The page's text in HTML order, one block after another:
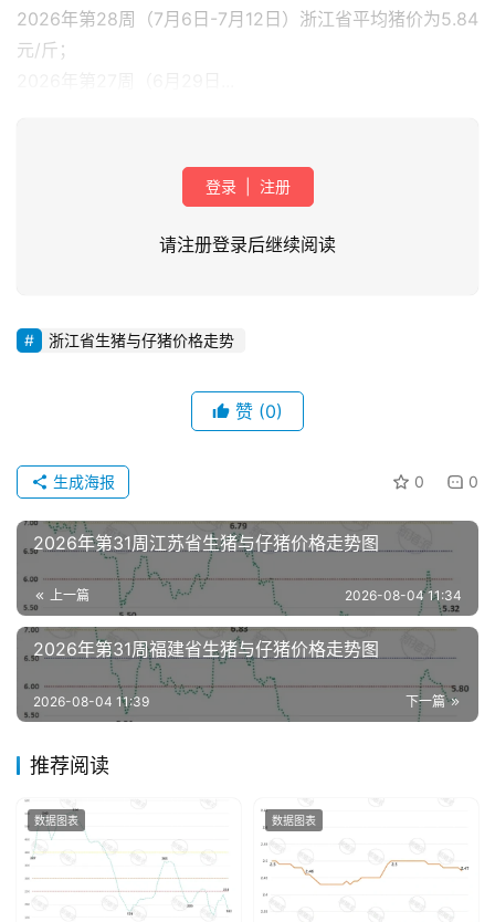
页
新
闻
分
析
报
告
据
图
表
今
2026年第28周（7月6日-7月12日）浙江省平均猪价为5.84
元/斤；
登录 注册
请注册登录后继续阅读
浙江省生猪与仔猪价格走势
赞 (0)
0 0
生成海报
2026年第31周江苏省生猪与仔猪价格走势图
上一篇 2026-08-04 11:34
2026年第31周福建省生猪与仔猪价格走势图
下一篇
2026-08-04 11:39
推荐阅读
数据图表 数据图表